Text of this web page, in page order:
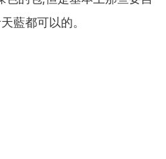
藍都可以的。